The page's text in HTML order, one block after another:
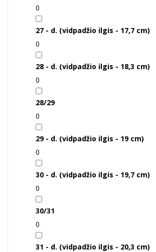
0
27 - d. (vidpadžio ilgis - 17,7 cm)
0
28 - d. (vidpadžio ilgis - 18,3 cm)
0
28/29
0
29 - d. (vidpadžio ilgis - 19 cm)
0
30 - d. (vidpadžio ilgis - 19,7 cm)
0
30/31
0
31 - d. (vidpadžio ilgis - 20,3 cm)